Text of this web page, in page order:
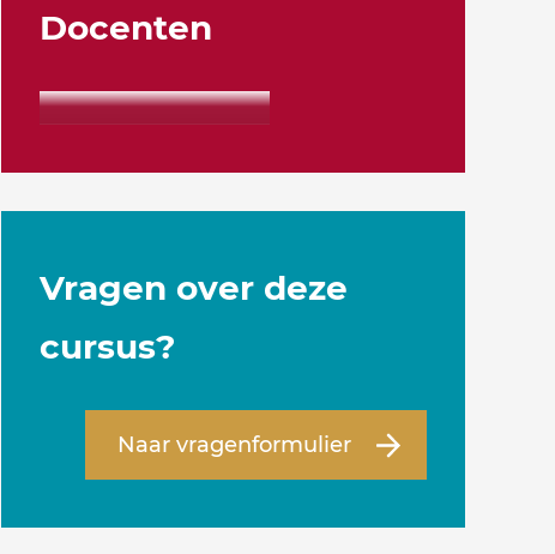
Docenten
Vragen over deze
cursus?
Naar vragenformulier